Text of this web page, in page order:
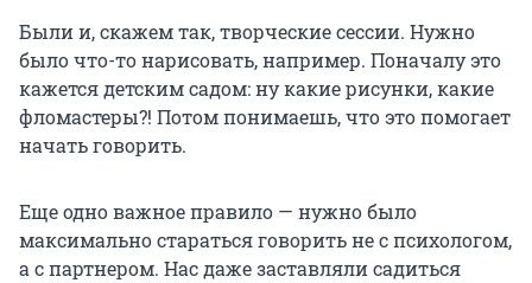
Были и, скажем так, творческие сессии. Нужно
было что-то нарисовать, например. Поначалу это
кажется детским садом: ну какие рисунки, какие
фломастеры?! Потом понимаешь, что это помогает
начать говорить.
Еще одно важное правило — нужно было
максимально стараться говорить не с психологом,
а с партнером. Нас даже заставляли садиться